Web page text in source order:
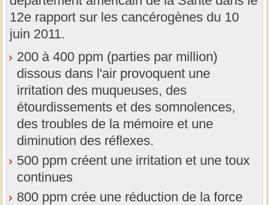
12e rapport sur les cancérogènes du 10
juin 2011.
200 à 400 ppm (parties par million)
dissous dans l'air provoquent une
irritation des muqueuses, des
étourdissements et des somnolences,
des troubles de la mémoire et une
diminution des réflexes.
500 ppm créent une irritation et une toux
continues
800 ppm crée une réduction de la force